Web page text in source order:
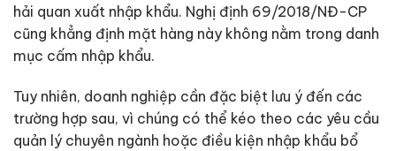
hải quan xuất nhập khẩu. Nghị định 69/2018/NĐ-CP
cũng khẳng định mặt hàng này không nằm trong danh
mục cấm nhập khẩu.
Tuy nhiên, doanh nghiệp cần đặc biệt lưu ý đến các
trường hợp sau, vì chúng có thể kéo theo các yêu cầu
quản lý chuyên ngành hoặc điều kiện nhập khẩu bổ